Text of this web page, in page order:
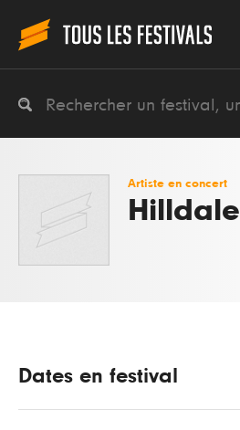
Artiste en concert
Hilldale
Dates en festival